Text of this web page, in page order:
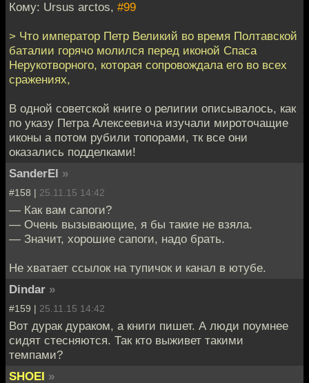
Кому: Ursus arctos, #99
> Что император Петр Великий во время Полтавской
баталии горячо молился перед иконой Спаса
Нерукотворного, которая сопровождала его во всех
сражениях,
В одной советской книге о религии описывалось, как
по указу Петра Алексеевича изучали мироточащие
иконы а потом рубили топорами, тк все они
оказались подделками!
SanderEl »
#158 | 25.11.15 14:42
— Как вам сапоги?
— Очень вызывающие, я бы такие не взяла.
— Значит, хорошие сапоги, надо брать.
Не хватает ссылок на тупичок и канал в ютубе.
Dindar »
#159 | 25.11.15 14:42
Вот дурак дураком, а книги пишет. А люди поумнее
сидят стесняются. Так кто выживет такими
темпами?
SHOEI »